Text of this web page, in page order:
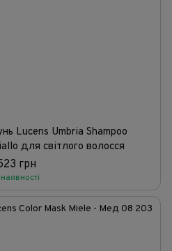
Lucens Umbria Shampoo
для світлого волосся
грн